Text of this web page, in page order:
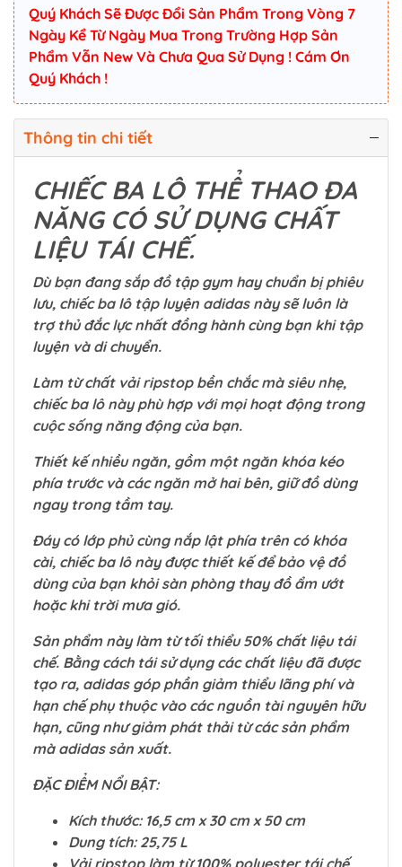
Quý Khách Sẽ Được Đổi Sản Phẩm Trong Vòng 7
Ngày Kể Từ Ngày Mua Trong Trường Hợp Sản
Phẩm Vẫn New Và Chưa Qua Sử Dụng ! Cám Ơn
Quý Khách !
Thông tin chi tiết
CHIẾC BA LÔ THỂ THAO ĐA
NĂNG CÓ SỬ DỤNG CHẤT
LIỆU TÁI CHẾ.
Dù bạn đang sắp đồ tập gym hay chuẩn bị phiêu
lưu, chiếc ba lô tập luyện adidas này sẽ luôn là
trợ thủ đắc lực nhất đồng hành cùng bạn khi tập
luyện và di chuyển.
Làm từ chất vải ripstop bền chắc mà siêu nhẹ,
chiếc ba lô này phù hợp với mọi hoạt động trong
cuộc sống năng động của bạn.
Thiết kế nhiều ngăn, gồm một ngăn khóa kéo
phía trước và các ngăn mở hai bên, giữ đồ dùng
ngay trong tầm tay.
Đáy có lớp phủ cùng nắp lật phía trên có khóa
cài, chiếc ba lô này được thiết kế để bảo vệ đồ
dùng của bạn khỏi sàn phòng thay đồ ẩm ướt
hoặc khi trời mưa gió.
Sản phẩm này làm từ tối thiểu 50% chất liệu tái
chế. Bằng cách tái sử dụng các chất liệu đã được
tạo ra, adidas góp phần giảm thiểu lãng phí và
hạn chế phụ thuộc vào các nguồn tài nguyên hữu
hạn, cũng như giảm phát thải từ các sản phẩm
mà adidas sản xuất.
ĐẶC ĐIỂM NỔI BẬT:
Kích thước: 16,5 cm x 30 cm x 50 cm
Dung tích: 25,75 L
Vải ripstop làm từ 100% polyester tái chế